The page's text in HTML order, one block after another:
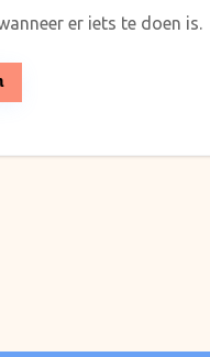
er iets te doen is.